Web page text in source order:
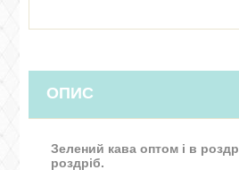
ОПИС
Зелений кава оптом і в
роздріб.